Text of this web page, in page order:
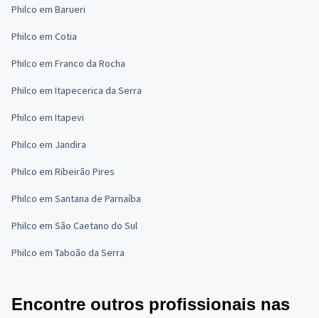
Philco em Barueri
Philco em Cotia
Philco em Franco da Rocha
Philco em Itapecerica da Serra
Philco em Itapevi
Philco em Jandira
Philco em Ribeirão Pires
Philco em Santana de Parnaíba
Philco em São Caetano do Sul
Philco em Taboão da Serra
Encontre outros profissionais nas